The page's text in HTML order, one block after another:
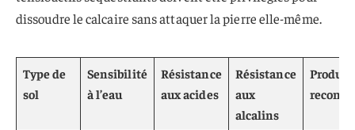
dissoudre le calcaire sans attaquer la pierre elle-même.
Type de
sol
Sensibilité
à l’eau
Résistance
aux acides
Résistance
aux
alcalins